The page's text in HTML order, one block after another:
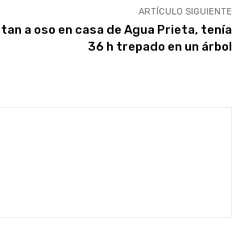
ARTÍCULO SIGUIENTE
a oso en casa de Agua Prieta, tenía
36 h trepado en un árbol